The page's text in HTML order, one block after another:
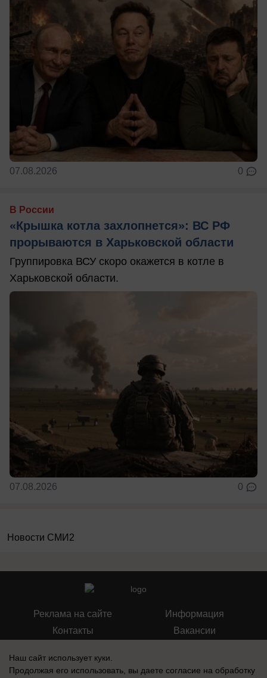
07.08.2026 0
В России
«Крышка котла захлопнется»: ВС РФ
прорываются в Харьковской области
Группировка ВСУ скоро окажется в котле в
Харьковской области.
07.08.2026 0
Новости СМИ2
Реклама на сайте
Контакты
Информация
Вакансии
Наш сайт использует куки.
Продолжая его использовать, вы даете согласие на обработку